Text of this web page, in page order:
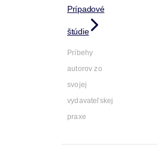
Prípadové
štúdie
Príbehy
autorov zo
svojej
vydavateľskej
praxe